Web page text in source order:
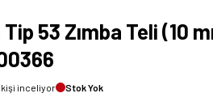
53 Zımba Teli (10
kişi inceliyor Stok Yok